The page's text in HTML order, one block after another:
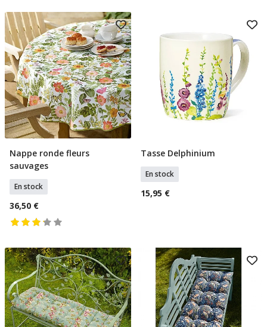
Ajouter Au Panier
Nappe ronde fleurs
sauvages
En stock
36,50 €
Ajouter Au Panier
Tasse Delphinium
En stock
15,95 €